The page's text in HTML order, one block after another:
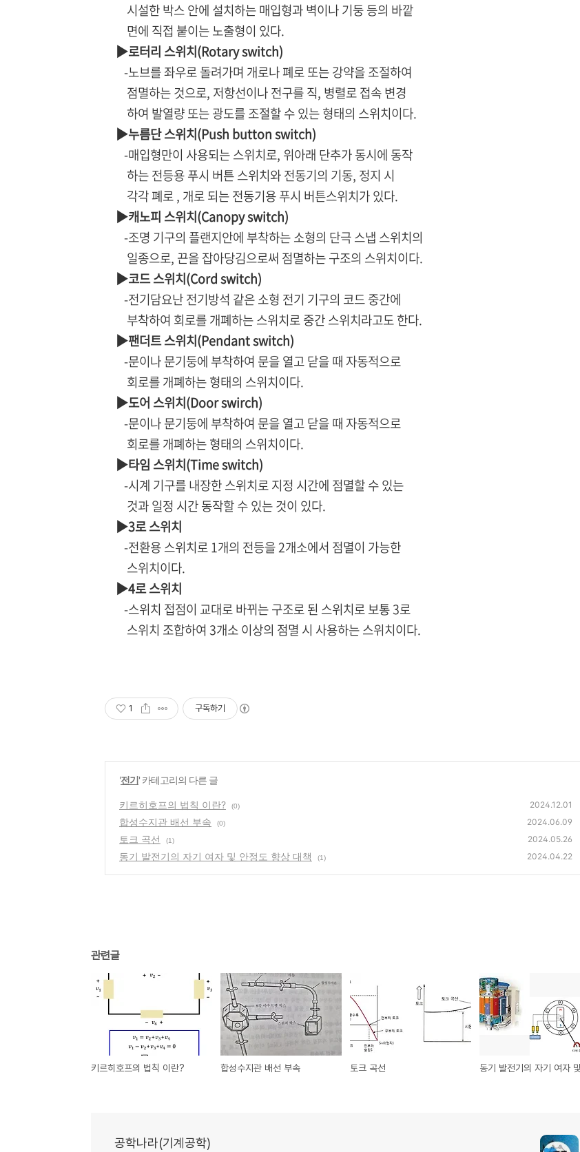
시설한 박스 안에 설치하는 매입형과 벽이나 기둥 등의 바깥
면에 직접 붙이는 노출형이 있다.
▶로터리 스위치(Rotary switch)
-노브를 좌우로 돌려가며 개로나 폐로 또는 강약을 조절하여
점멸하는 것으로, 저항선이나 전구를 직, 병렬로 접속 변경
하여 발열량 또는 광도를 조절할 수 있는 형태의 스위치이다.
▶누름단 스위치(Push button switch)
-매입형만이 사용되는 스위치로, 위아래 단추가 동시에 동작
하는 전등용 푸시 버튼 스위치와 전동기의 기동, 정지 시
각각 폐로 , 개로 되는 전동기용 푸시 버튼스위치가 있다.
▶캐노피 스위치(Canopy switch)
-조명 기구의 플랜지안에 부착하는 소형의 단극 스냅 스위치의
일종으로, 끈을 잡아당김으로써 점멸하는 구조의 스위치이다.
▶코드 스위치(Cord switch)
-전기담요난 전기방석 같은 소형 전기 기구의 코드 중간에
부착하여 회로를 개폐하는 스위치로 중간 스위치라고도 한다.
▶팬더트 스위치(Pendant switch)
-문이나 문기둥에 부착하여 문을 열고 닫을 때 자동적으로
회로를 개폐하는 형태의 스위치이다.
▶도어 스위치(Door swirch)
-문이나 문기둥에 부착하여 문을 열고 닫을 때 자동적으로
회로를 개폐하는 형태의 스위치이다.
▶타임 스위치(Time switch)
-시계 기구를 내장한 스위치로 지정 시간에 점멸할 수 있는
것과 일정 시간 동작할 수 있는 것이 있다.
▶3로 스위치
-전환용 스위치로 1개의 전등을 2개소에서 점멸이 가능한
스위치이다.
▶4로 스위치
-스위치 접점이 교대로 바뀌는 구조로 된 스위치로 보통 3로
스위치 조합하여 3개소 이상의 점멸 시 사용하는 스위치이다.
1 구독하기
'전기' 카테고리의 다른 글
키르히호프의 법칙 이란? (0) 2024.12.01
합성수지관 배선 부속 (0) 2024.06.09
토크 곡선 (1) 2024.05.26
동기 발전기의 자기 여자 및 안정도 향상 대책 (1) 2024.04.22
관련글
키르히호프의 법칙 이란? 합성수지관 배선 부속 토크 곡선
공학나라(기계공학)